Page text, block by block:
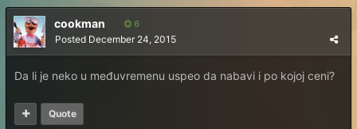
cookman 6
Posted December 24, 2015
Da li je neko u međuvremenu uspeo da nabavi i po kojoj ceni?
Quote